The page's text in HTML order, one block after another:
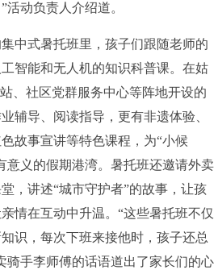
动负责人介绍道。
式暑托班里，孩子们跟随老师的
智能和无人机的知识科普课。在姑
、社区党群服务中心等阵地开设的
辅导、阅读指导，更有非遗体验、
故事宣讲等特色课程，为“小候
意义的假期港湾。暑托班还邀请外卖
，讲述“城市守护者”的故事，让孩
情在互动中升温。“这些暑托班不仅
识，每次下班来接他时，孩子还总
骑手李师傅的话语道出了家长们的心